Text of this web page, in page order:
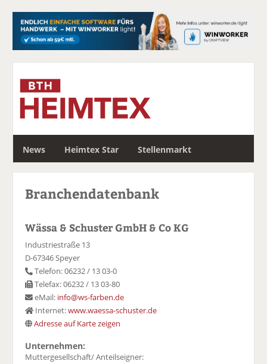
News Heimtex Star Stellenmarkt
c
Branchendatenbank
Wässa & Schuster GmbH & Co KG
Industriestraße 13
D-67346 Speyer
Telefon: 06232 / 13 03-0
Telefax: 06232 / 13 03-80
eMail: info@ws-farben.de
Internet:www.waessa-schuster.de
Adresse auf Karte zeigen
Unternehmen:
Muttergesellschaft/ Anteilseigner: